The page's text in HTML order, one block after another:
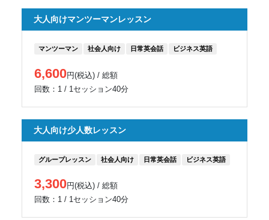
大人向けマンツーマンレッスン
マンツーマン 社会人向け 日常英会話 ビジネス英語
6,600円(税込) / 総額
回数：1 / 1セッション40分
大人向け少人数レッスン
グループレッスン 社会人向け 日常英会話 ビジネス英語
3,300円(税込) / 総額
回数：1 / 1セッション40分